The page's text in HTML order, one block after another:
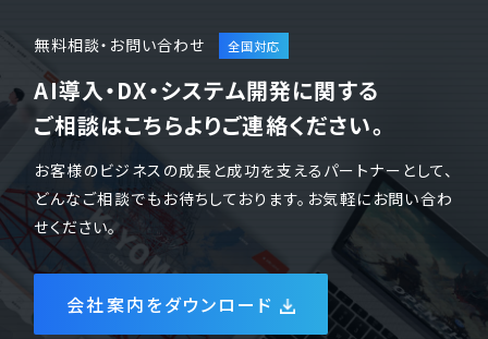
無料相談・お問い合わせ
AI導入・DX・システム開発に関する
ご相談はこちらよりご連絡ください。
お客様のビジネスの成長と成功を支えるパートナーとして、
どんなご相談でもお待ちしております。お気軽にお問い合わ
せください。
会社案内をダウンロード